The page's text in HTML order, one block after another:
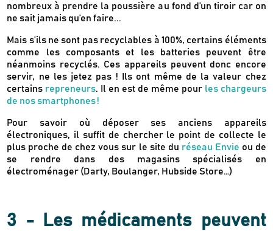
nombreux à prendre la poussière au fond d’un tiroir car on
ne sait jamais qu’en faire...
Mais s’ils ne sont pas recyclables à 100%, certains éléments
comme les composants et les batteries peuvent être
néanmoins recyclés. Ces appareils peuvent donc encore
servir, ne les jetez pas ! Ils ont même de la valeur chez
certains repreneurs. Il en est de même pour les chargeurs
de nos smartphones !
Pour savoir où déposer ses anciens appareils
électroniques, il suffit de chercher le point de collecte le
plus proche de chez vous sur le site du réseau Envie ou de
se rendre dans des magasins spécialisés en
électroménager (Darty, Boulanger, Hubside Store…)
3 - Les médicaments peuvent